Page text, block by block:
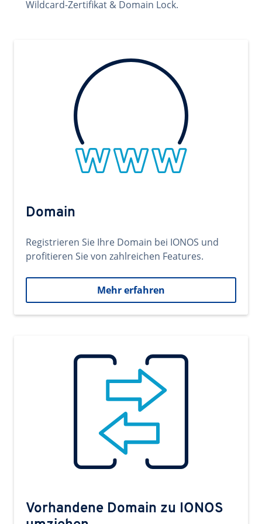
Wildcard-Zertifikat & Domain Lock.
Domain
Registrieren Sie Ihre Domain bei IONOS und
profitieren Sie von zahlreichen Features.
Mehr erfahren
Vorhandene Domain zu IONOS